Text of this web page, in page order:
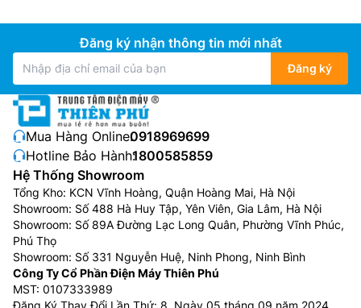
Đăng ký nhận thông tin mới nhất
Đăng ký
Mua Hàng Online:0918969699
Hotline Bảo Hành:1800585859
Hệ Thống Showroom
Tổng Kho: KCN Vĩnh Hoàng, Quận Hoàng Mai, Hà Nội
Showroom: Số 488 Hà Huy Tập, Yên Viên, Gia Lâm, Hà Nội
Showroom: Số 89A Đường Lạc Long Quân, Phường Vĩnh Phúc,
Phú Thọ
Showroom: Số 331 Nguyễn Huệ, Ninh Phong, Ninh Bình
Công Ty Cổ Phần Điện Máy Thiên Phú
MST: 0107333989
Đăng Ký Thay Đổi Lần Thứ: 8, Ngày 05 tháng 09 năm 2024